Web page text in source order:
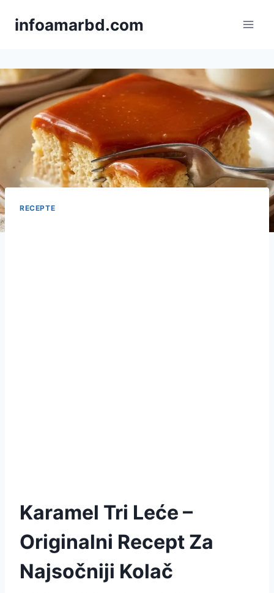
infoamarbd.com
RECEPTE
Karamel Tri Leće –
Originalni Recept Za
Najsočniji Kolač